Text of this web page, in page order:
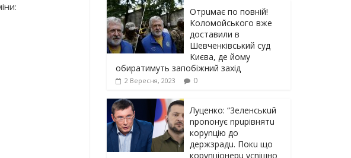
Отрuмає по повній!
Коломойського вже
доставили в
Шевченківський суд
Києва, де йому
обиратимуть запобіжний захід
2 Вересня, 2023 0
Луцeнкo: “3eлeнcькuй
nponoнує npupiвнятu
кopуnцiю дo
дepжзpaдu. Пoкu щo
кopуnцioнepu уcniшнo